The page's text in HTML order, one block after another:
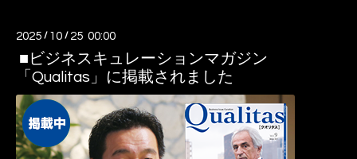
2025 / 10 / 25 00:00
■ビジネスキュレーションマガジン
「Qualitas」に掲載されました